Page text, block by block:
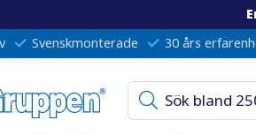
Svenskmonterade 30 års